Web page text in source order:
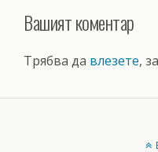
Вашият коментар
Трябва да влезете,